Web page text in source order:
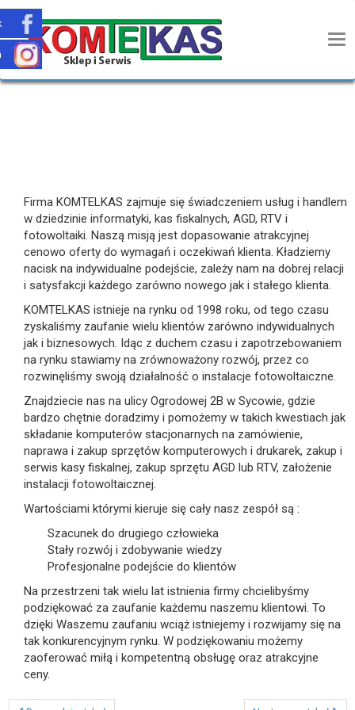
Firma KOMTELKAS zajmuje się świadczeniem usług i handlem
w dziedzinie informatyki, kas fiskalnych, AGD, RTV i
fotowoltaiki. Naszą misją jest dopasowanie atrakcyjnej
cenowo oferty do wymagań i oczekiwań klienta. Kładziemy
nacisk na indywidualne podejście, zależy nam na dobrej relacji
i satysfakcji każdego zarówno nowego jak i stałego klienta.
KOMTELKAS istnieje na rynku od 1998 roku, od tego czasu
zyskaliśmy zaufanie wielu klientów zarówno indywidualnych
jak i biznesowych. Idąc z duchem czasu i zapotrzebowaniem
na rynku stawiamy na zrównoważony rozwój, przez co
rozwinęliśmy swoją działalność o instalacje fotowoltaiczne.
Znajdziecie nas na ulicy Ogrodowej 2B w Sycowie, gdzie
bardzo chętnie doradzimy i pomożemy w takich kwestiach jak
składanie komputerów stacjonarnych na zamówienie,
naprawa i zakup sprzętów komputerowych i drukarek, zakup i
serwis kasy fiskalnej, zakup sprzętu AGD lub RTV, założenie
instalacji fotowoltaicznej.
Wartościami którymi kieruje się cały nasz zespół są :
Szacunek do drugiego człowieka
Stały rozwój i zdobywanie wiedzy
Profesjonalne podejście do klientów
Na przestrzeni tak wielu lat istnienia firmy chcielibyśmy
podziękować za zaufanie każdemu naszemu klientowi. To
dzięki Waszemu zaufaniu wciąż istniejemy i rozwijamy się na
tak konkurencyjnym rynku. W podziękowaniu możemy
zaoferować miłą i kompetentną obsługę oraz atrakcyjne
ceny.